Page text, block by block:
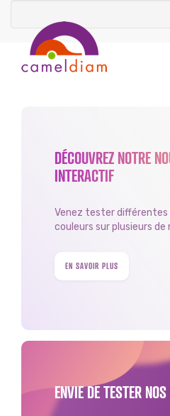
DÉCOUVREZ NOTRE
INTERACTIF
Venez tester différentes
couleurs sur plusieurs de
EN SAVOIR PLUS
ENVIE DE TESTER